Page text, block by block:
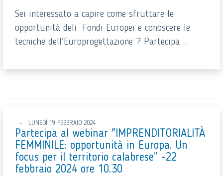
Sei interessato a capire come sfruttare le
opportunità deli Fondi Europei e conoscere le
tecniche dell'Europrogettazione ? Partecipa ...
LUNEDÌ 19 FEBBRAIO 2024
Partecipa al webinar "IMPRENDITORIALITÀ
FEMMINILE: opportunità in Europa. Un
focus per il territorio calabrese” -22
febbraio 2024 ore 10.30